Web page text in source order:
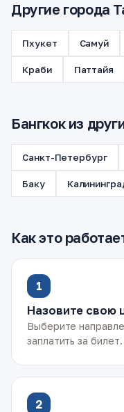
Другие города
Пхукет Самуй
Краби Паттайя
Бангкок из
Санкт-Петербург
Баку
Как это
1
Назовите свою
Выберите
заплатить за
2